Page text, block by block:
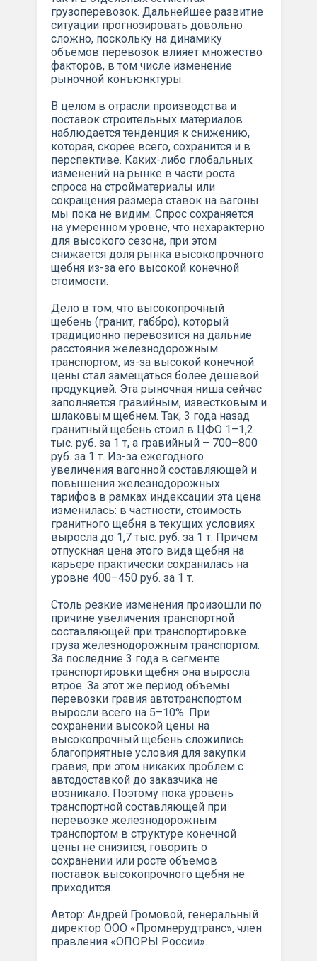
грузоперевозок. Дальнейшее развитие
ситуации прогнозировать довольно
сложно, поскольку на динамику
объемов перевозок влияет множество
факторов, в том числе изменение
рыночной конъюнктуры.
В целом в отрасли производства и
поставок строительных материалов
наблюдается тенденция к снижению,
которая, скорее всего, сохранится и в
перспективе. Каких-либо глобальных
изменений на рынке в части роста
спроса на стройматериалы или
сокращения размера ставок на вагоны
мы пока не видим. Спрос сохраняется
на умеренном уровне, что нехарактерно
для высокого сезона, при этом
снижается доля рынка высокопрочного
щебня из-за его высокой конечной
стоимости.
Дело в том, что высокопрочный
щебень (гранит, габбро), который
традиционно перевозится на дальние
расстояния железнодорожным
транспортом, из-за высокой конечной
цены стал замещаться более дешевой
продукцией. Эта рыночная ниша сейчас
заполняется гравийным, известковым и
шлаковым щебнем. Так, 3 года назад
гранитный щебень стоил в ЦФО 1–1,2
тыс. руб. за 1 т, а гравийный – 700–800
руб. за 1 т. Из-за ежегодного
увеличения вагонной составляющей и
повышения железнодорожных
тарифов в рамках индексации эта цена
изменилась: в частности, стоимость
гранитного щебня в текущих условиях
выросла до 1,7 тыс. руб. за 1 т. Причем
отпускная цена этого вида щебня на
карьере практически сохранилась на
уровне 400–450 руб. за 1 т.
Столь резкие изменения произошли по
причине увеличения транспортной
составляющей при транспортировке
груза железнодорожным транспортом.
За последние 3 года в сегменте
транспортировки щебня она выросла
втрое. За этот же период объемы
перевозки гравия автотранспортом
выросли всего на 5–10%. При
сохранении высокой цены на
высокопрочный щебень сложились
благоприятные условия для закупки
гравия, при этом никаких проблем с
автодоставкой до заказчика не
возникало. Поэтому пока уровень
транспортной составляющей при
перевозке железнодорожным
транспортом в структуре конечной
цены не снизится, говорить о
сохранении или росте объемов
поставок высокопрочного щебня не
приходится.
Автор: Андрей Громовой, генеральный
директор ООО «Промнерудтранс», член
правления «ОПОРЫ России».